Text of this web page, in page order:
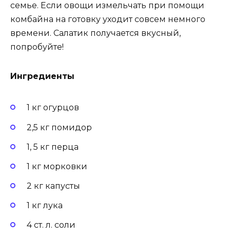
семье. Если овощи измельчать при помощи
комбайна на готовку уходит совсем немного
времени. Салатик получается вкусный,
попробуйте!
Ингредиенты
1 кг огурцов
2,5 кг помидор
1, 5 кг перца
1 кг морковки
2 кг капусты
1 кг лука
4 ст. л. соли